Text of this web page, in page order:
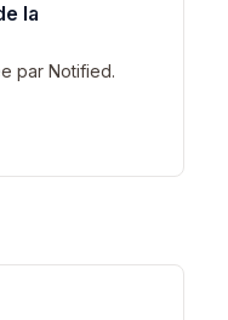
la
par Notified.